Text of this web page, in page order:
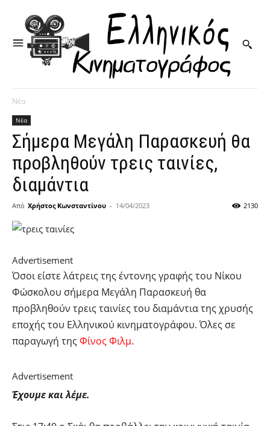
Νέα
Νέα
Σήμερα Μεγάλη Παρασκευή θα
προβληθούν τρεις ταινίες,
διαμάντια
Από Χρήστος Κωνσταντίνου - 14/04/2023 2130
Advertisement
Όσοι είστε λάτρεις της έντονης γραφής του Νίκου
Φώσκολου σήμερα Μεγάλη Παρασκευή θα
προβληθούν τρεις ταινίες του διαμάντια της χρυσής
εποχής του Ελληνικού κινηματογράφου. Όλες σε
παραγωγή τηςΦίνος Φιλμ.
Advertisement
Έχουμε και λέμε.